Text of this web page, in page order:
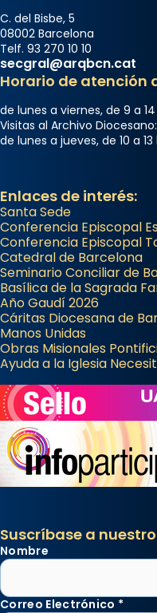
C. del Bisbe, 5
08002 Barcelona
Telf. 93 270 10 10
secgral@arqbcn.cat
Horario de atención
de lunes a viernes, de 9 a 14
Visitas al Archivo Diocesano:
de lunes a jueves, de 10 a 13
Enlaces de interés:
Santa Sede
Conferencia Episcopal
Conferencia Episcopal
Catedral de Barcelona
Seminario Conciliar de
Basílica de la Sagrada
Año Gaudí 2026
Cáritas Diocesana de
Manos Unidas
Obras Misionales
Ayuda a la Iglesia
Suscríbase a
Nombre
Correo Electrónico *